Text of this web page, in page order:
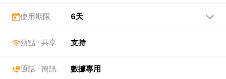
使用期限 6天
熱點 · 共享 支持
通話 · 簡訊 數據專用